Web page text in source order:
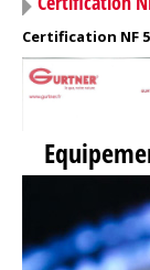
Certification NF